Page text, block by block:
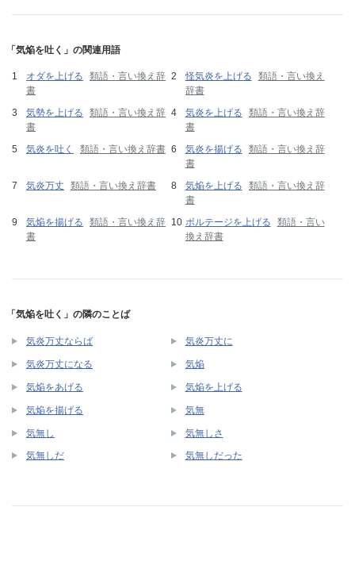
「気焔を吐く」の関連用語
オダを上げる
類語・言い換え辞
書
怪気炎を上げる
類語・言い換え
辞書
気勢を上げる
類語・言い換え辞
書
気炎を上げる
類語・言い換え辞
書
気炎を吐く
類語・言い換え辞書 気炎を揚げる
類語・言い換え辞
書
気炎万丈
類語・言い換え辞書 気焔を上げる
類語・言い換え辞
書
気焔を揚げる
類語・言い換え辞
書
ボルテージを上げる
類語・言い
換え辞書
「気焔を吐く」の隣のことば
気炎万丈ならば 気炎万丈に
気炎万丈になる 気焔
気焔をあげる 気焔を上げる
気焔を揚げる 気無
気無し 気無しさ
気無しだ 気無しだった